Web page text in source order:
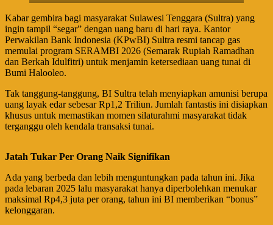
Kabar gembira bagi masyarakat Sulawesi Tenggara (Sultra) yang
ingin tampil “segar” dengan uang baru di hari raya. Kantor
Perwakilan Bank Indonesia (KPwBI) Sultra resmi tancap gas
memulai program SERAMBI 2026 (Semarak Rupiah Ramadhan
dan Berkah Idulfitri) untuk menjamin ketersediaan uang tunai di
Bumi Halooleo.​
Tak tanggung-tanggung, BI Sultra telah menyiapkan amunisi berupa
uang layak edar sebesar Rp1,2 Triliun. Jumlah fantastis ini disiapkan
khusus untuk memastikan momen silaturahmi masyarakat tidak
terganggu oleh kendala transaksi tunai.
​Jatah Tukar Per Orang Naik Signifikan​
Ada yang berbeda dan lebih menguntungkan pada tahun ini. Jika
pada lebaran 2025 lalu masyarakat hanya diperbolehkan menukar
maksimal Rp4,3 juta per orang, tahun ini BI memberikan “bonus”
kelonggaran.​